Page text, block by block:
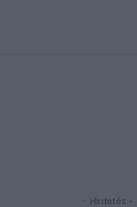
- Hirdetés -